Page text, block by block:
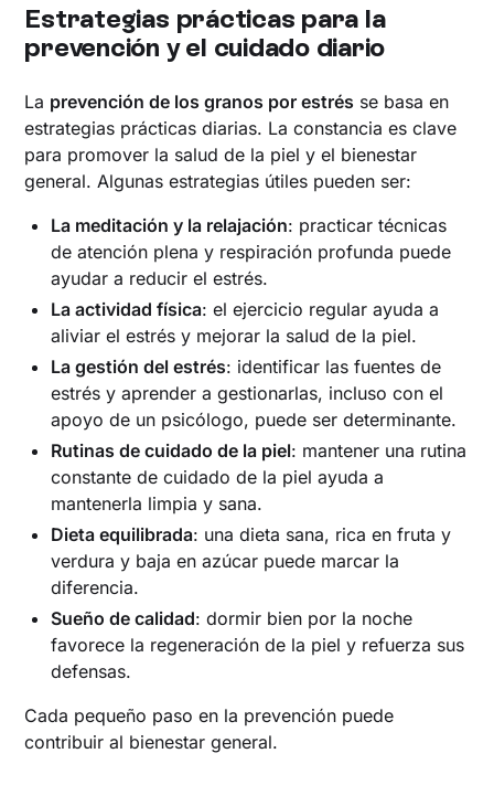
Estrategias prácticas para la
prevención y el cuidado diario
La prevención de los granos por estrés se basa en
estrategias prácticas diarias. La constancia es clave
para promover la salud de la piel y el bienestar
general. Algunas estrategias útiles pueden ser:
La meditación y la relajación: practicar técnicas
de atención plena y respiración profunda puede
ayudar a reducir el estrés.
La actividad física: el ejercicio regular ayuda a
aliviar el estrés y mejorar la salud de la piel.
La gestión del estrés: identificar las fuentes de
estrés y aprender a gestionarlas, incluso con el
apoyo de un psicólogo, puede ser determinante.
Rutinas de cuidado de la piel: mantener una rutina
constante de cuidado de la piel ayuda a
mantenerla limpia y sana.
Dieta equilibrada: una dieta sana, rica en fruta y
verdura y baja en azúcar puede marcar la
diferencia.
Sueño de calidad: dormir bien por la noche
favorece la regeneración de la piel y refuerza sus
defensas.
Cada pequeño paso en la prevención puede
contribuir al bienestar general.